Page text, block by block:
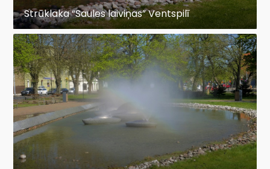
Strūklaka “Saules laiviņas” Ventspilī